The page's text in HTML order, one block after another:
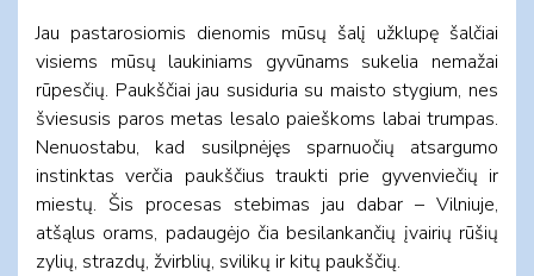
Jau pastarosiomis dienomis mūsų šalį užklupę šalčiai
visiems mūsų laukiniams gyvūnams sukelia nemažai
rūpesčių. Paukščiai jau susiduria su maisto stygium, nes
šviesusis paros metas lesalo paieškoms labai trumpas.
Nenuostabu, kad susilpnėjęs sparnuočių atsargumo
instinktas verčia paukščius traukti prie gyvenviečių ir
miestų. Šis procesas stebimas jau dabar – Vilniuje,
atšąlus orams, padaugėjo čia besilankančių įvairių rūšių
zylių, strazdų, žvirblių, svilikų ir kitų paukščių.